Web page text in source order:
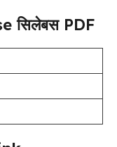
सिलेबस PDF